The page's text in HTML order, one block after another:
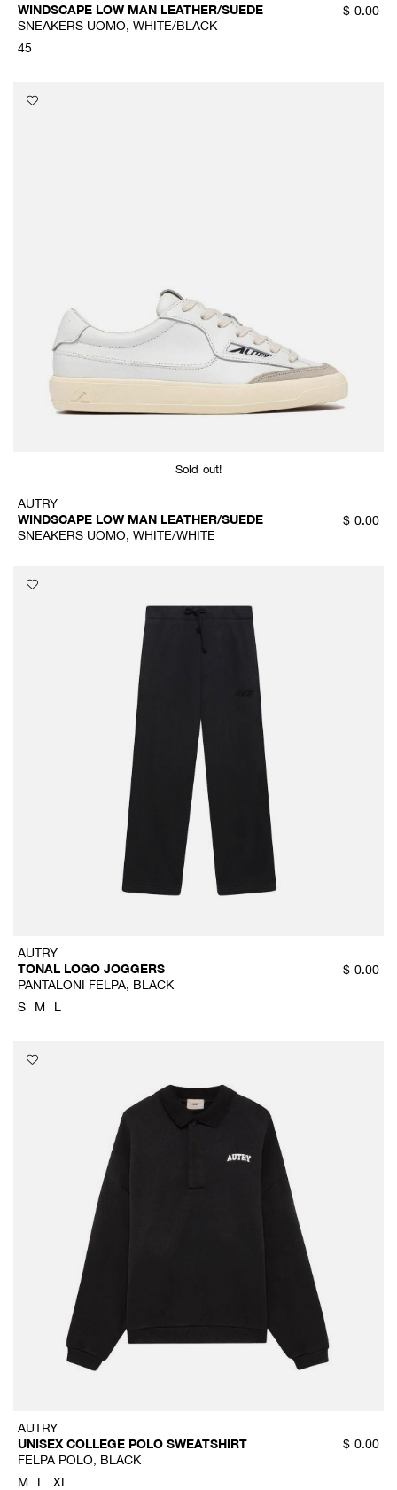
WINDSCAPE LOW MAN LEATHER/SUEDE
SNEAKERS UOMO, WHITE/BLACK
$ 0.00
45
Sold out!
AUTRY
WINDSCAPE LOW MAN LEATHER/SUEDE
SNEAKERS UOMO, WHITE/WHITE
$ 0.00
AUTRY
TONAL LOGO JOGGERS
PANTALONI FELPA, BLACK
$ 0.00
S M L
AUTRY
UNISEX COLLEGE POLO SWEATSHIRT
FELPA POLO, BLACK
$ 0.00
M L XL